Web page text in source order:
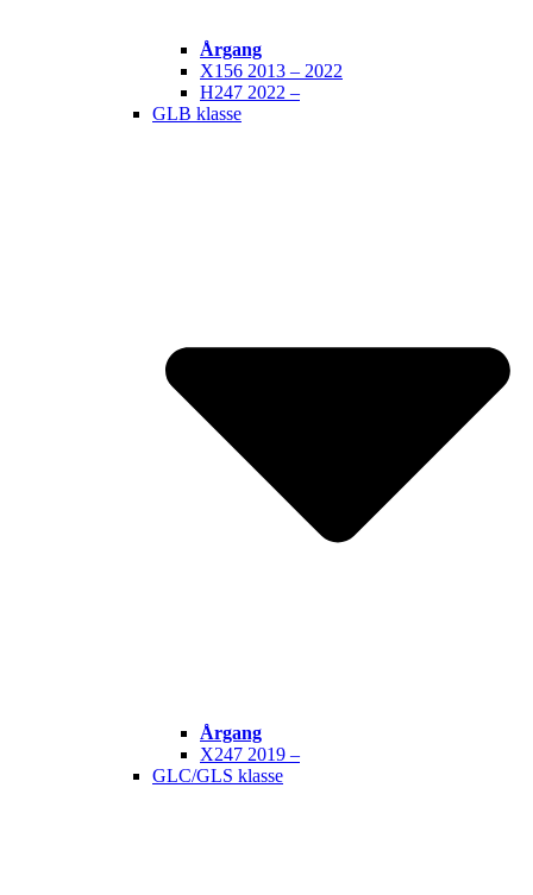
Årgang
X156 2013 – 2022
H247 2022 –
GLB klasse
Årgang
X247 2019 –
GLC/GLS klasse